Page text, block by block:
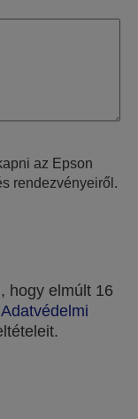
az Epson
rendezvényeiről.
hogy elmúlt 16